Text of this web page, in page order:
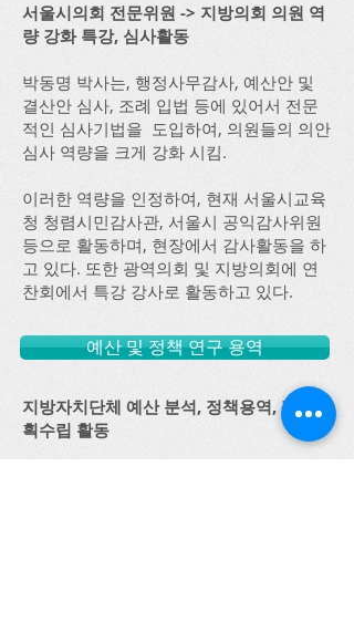
서울시의회 전문위원 -> 지방의회 의원 역
량 강화 특강, 심사활동
박동명 박사는, 행정사무감사, 예산안 및
결산안 심사, 조례 입법 등에 있어서 전문
적인 심사기법을 도입하여, 의원들의 의안
심사 역량을 크게 강화 시킴.
이러한 역량을 인정하여, 현재 서울시교육
청 청렴시민감사관, 서울시 공익감사위원
등으로 활동하며, 현장에서 감사활동을 하
고 있다. 또한 광역의회 및 지방의회에 연
찬회에서 특강 강사로 활동하고 있다.
예산 및 정책 연구 용역
지방자치단체 예산 분석, 정책용역, 정책계
획수립 활동